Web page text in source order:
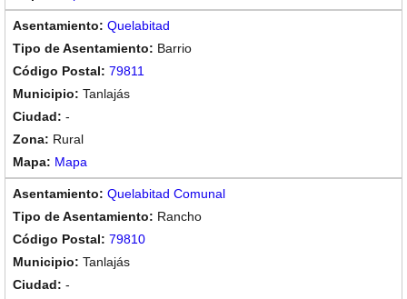
Quelabitad
Barrio
79811
Tanlajás
-
Rural
Mapa
Quelabitad Comunal
Rancho
79810
Tanlajás
-